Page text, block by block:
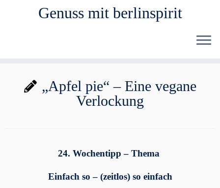
Inhalt
Genuss mit berlinspirit
„Apfel pie“ – Eine vegane
Verlockung
24. Wochentipp – Thema
Einfach so – (zeitlos) so einfach